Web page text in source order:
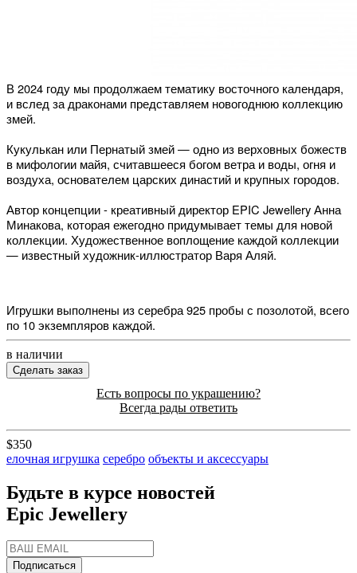
В 2024 году мы продолжаем тематику восточного календаря,
и вслед за драконами представляем новогоднюю коллекцию
змей.
Кукулькан или Пернатый змей — одно из верховных божеств
в мифологии майя, считавшееся богом ветра и воды, огня и
воздуха, основателем царских династий и крупных городов.
Автор концепции - креативный директор EPIC Jewellery Анна
Минакова, которая ежегодно придумывает темы для новой
коллекции. Художественное воплощение каждой коллекции
— известный художник-иллюстратор Варя Аляй.
Игрушки выполнены из серебра 925 пробы с позолотой, всего
по 10 экземпляров каждой.
в наличии
Сделать заказ
Есть вопросы по украшению?
Всегда рады ответить
$350
елочная игрушка серебро объекты и аксессуары
Будьте в курсе новостей
Epic Jewellery
Подписаться